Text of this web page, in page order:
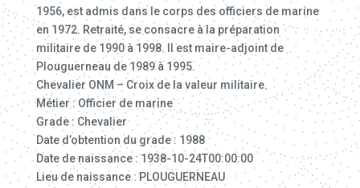
1956, est admis dans le corps des officiers de marine
en 1972. Retraité, se consacre à la préparation
militaire de 1990 à 1998. Il est maire-adjoint de
Plouguerneau de 1989 à 1995.
Chevalier ONM – Croix de la valeur militaire.
Métier : Officier de marine
Grade : Chevalier
Date d’obtention du grade : 1988
Date de naissance : 1938-10-24T00:00:00
Lieu de naissance : PLOUGUERNEAU